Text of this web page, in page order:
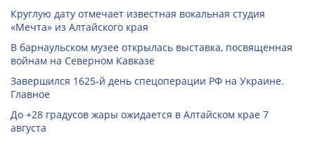
Круглую дату отмечает известная вокальная студия
«Мечта» из Алтайского края
В барнаульском музее открылась выставка, посвященная
войнам на Северном Кавказе
Завершился 1625-й день спецоперации РФ на Украине.
Главное
До +28 градусов жары ожидается в Алтайском крае 7
августа